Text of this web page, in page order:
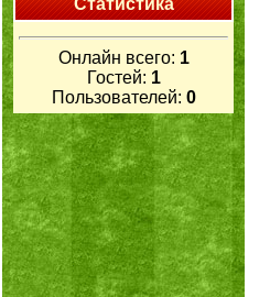
Статистика
Онлайн всего: 1
Гостей: 1
Пользователей: 0